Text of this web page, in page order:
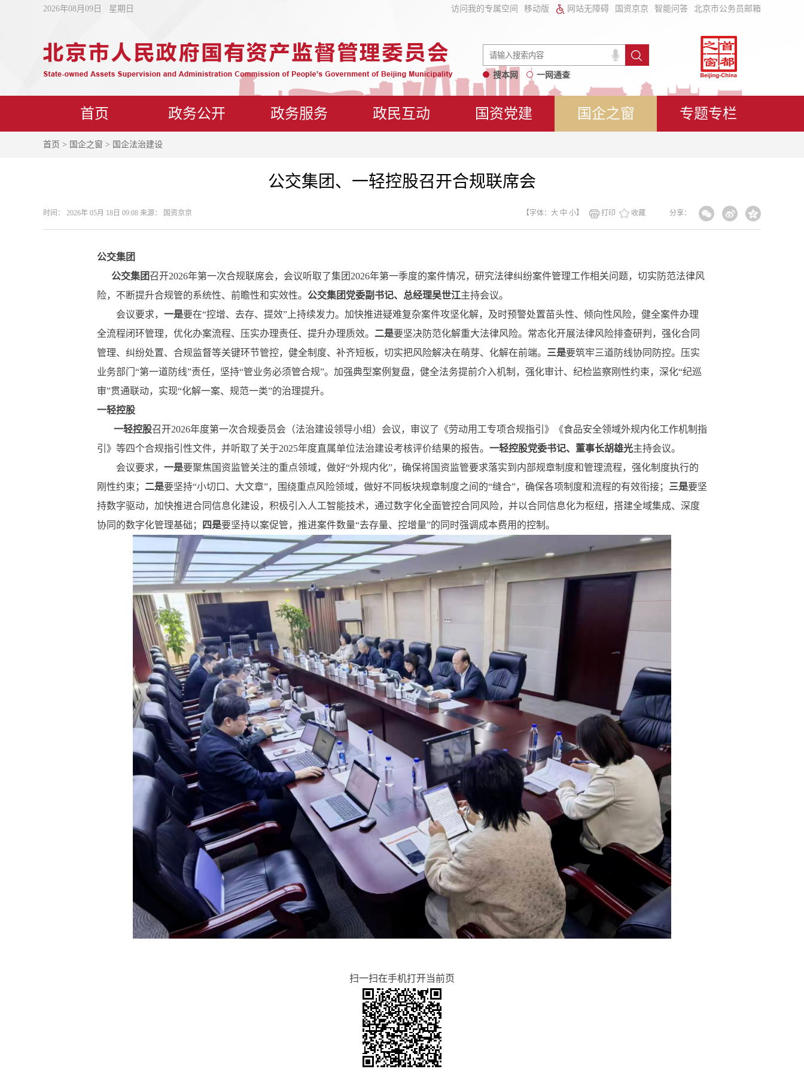
2026年08月09日 星期日 访问我的专属空间 移动版 网站无障碍 国资京京 智能问答 北京市公务员邮箱
搜本网 一网通查
首页 政务公开 政务服务 政民互动 国资党建 国企之窗 专题专栏
首页 > 国企之窗 > 国企法治建设
公交集团、一轻控股召开合规联席会
时间： 2026年 05月 18日 09:08 来源： 国资京京 分享：
【字体： 大 中 小】 打印 收藏
公交集团
公交集团召开2026年第一次合规联席会，会议听取了集团2026年第一季度的案件情况，研究法律纠纷案件管理工作相关问题，切实防范法律风
险，不断提升合规管的系统性、前瞻性和实效性。 公交集团党委副书记、总经理吴世江主持会议。
会议要求， 一是要在“控增、去存、提效”上持续发力。加快推进疑难复杂案件攻坚化解，及时预警处置苗头性、倾向性风险，健全案件办理
全流程闭环管理，优化办案流程、压实办理责任、提升办理质效。 二是要坚决防范化解重大法律风险。常态化开展法律风险排查研判，强化合同
管理、纠纷处置、合规监督等关键环节管控，健全制度、补齐短板，切实把风险解决在萌芽、化解在前端。 三是要筑牢三道防线协同防控。压实
业务部门“第一道防线”责任，坚持“管业务必须管合规”。加强典型案例复盘，健全法务提前介入机制，强化审计、纪检监察刚性约束，深化“纪巡
审”贯通联动，实现“化解一案、规范一类”的治理提升。
一轻控股
一轻控股召开2026年度第一次合规委员会（法治建设领导小组）会议，审议了《劳动用工专项合规指引》《食品安全领域外规内化工作机制指
引》等四个合规指引性文件，并听取了关于2025年度直属单位法治建设考核评价结果的报告。 一轻控股党委书记、董事长胡雄光主持会议。
会议要求， 一是要聚焦国资监管关注的重点领域，做好“外规内化”，确保将国资监管要求落实到内部规章制度和管理流程，强化制度执行的
刚性约束； 二是要坚持“小切口、大文章”，围绕重点风险领域，做好不同板块规章制度之间的“缝合”，确保各项制度和流程的有效衔接； 三是要坚
持数字驱动，加快推进合同信息化建设，积极引入人工智能技术，通过数字化全面管控合同风险，并以合同信息化为枢纽，搭建全域集成、深度
协同的数字化管理基础；
四是要坚持以案促管，推进案件数量“去存量、控增量”的同时强调成本费用的控制。
扫一扫在手机打开当前页